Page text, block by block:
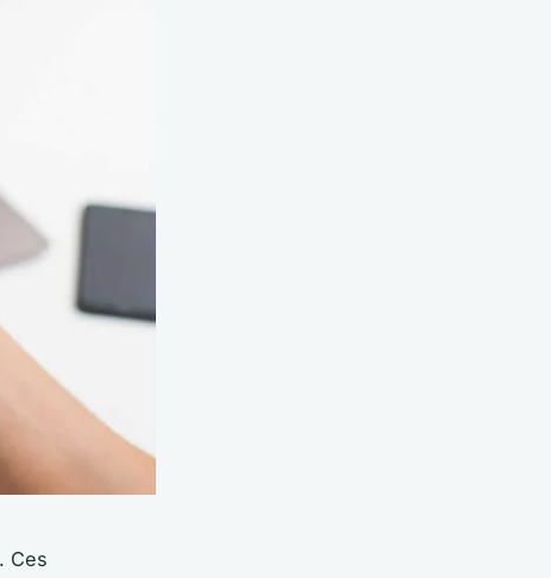
Ces